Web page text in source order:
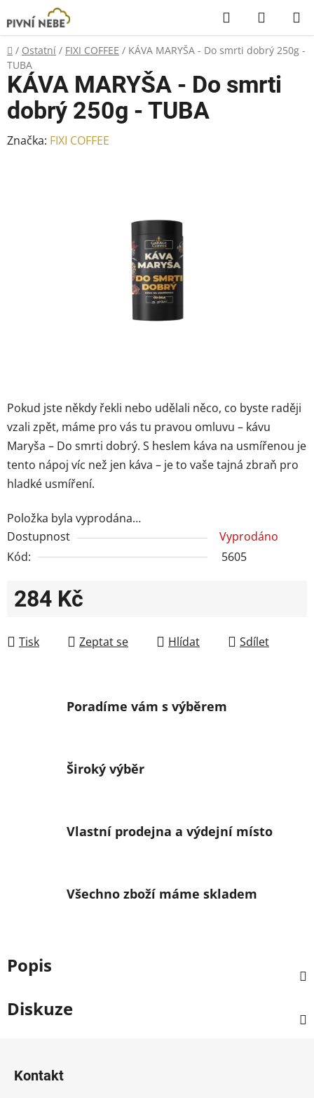
na
obsah
Hledat
KOŠÍK
Domů
/ Ostatní / FIXI COFFEE / KÁVA MARYŠA - Do smrti dobrý 250g -
TUBA
Pokud jste někdy řekli nebo udělali něco, co byste raději
vzali zpět, máme pro vás tu pravou omluvu – kávu
Maryša – Do smrti dobrý. S heslem káva na usmířenou je
tento nápoj víc než jen káva – je to vaše tajná zbraň pro
hladké usmíření.
Položka byla vyprodána…
Dostupnost
Vyprodáno
Kód:
5605
284 Kč
Tisk
Zeptat se Hlídat Sdílet
KÁVA MARYŠA - Do smrti
dobrý 250g - TUBA
Značka: FIXI COFFEE
Poradíme vám s výběrem
Široký výběr
Vlastní prodejna a výdejní místo
Všechno zboží máme skladem
Popis
Diskuze
Kontakt